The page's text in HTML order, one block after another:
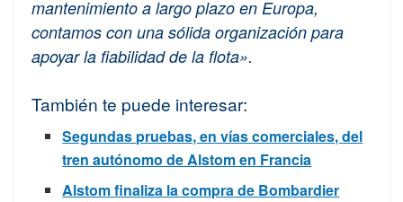
mantenimiento a largo plazo en Europa,
contamos con una sólida organización para
apoyar la fiabilidad de la flota».
También te puede interesar:
Segundas pruebas, en vías comerciales, del
tren autónomo de Alstom en Francia
Alstom finaliza la compra de Bombardier